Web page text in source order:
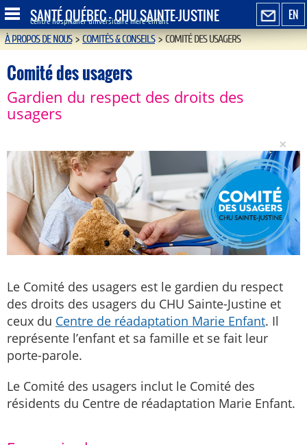
EN
SANTÉ QUÉBEC - CHU SAINTE-JUSTINE
Centre hospitalier universitaire mère-enfant
À PROPOS DE NOUS>COMITÉS & CONSEILS>COMITÉ DES USAGERS
Comité des usagers
Gardien du respect des droits des
usagers
×
Le Comité des usagers est le gardien du respect
des droits des usagers du CHU Sainte-Justine et
ceux du Centre de réadaptation Marie Enfant. Il
représente l’enfant et sa famille et se fait leur
porte-parole.
Le Comité des usagers inclut le Comité des
résidents du Centre de réadaptation Marie Enfant.